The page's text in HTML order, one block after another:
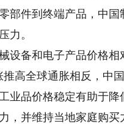
部件到终端产品，中国
力。
备和电子产品价格相
高全球通胀相反，中
业品价格稳定有助于
，并维持当地家庭购买